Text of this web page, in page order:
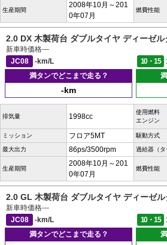
生産期間
2008年10月～201
0年07月
燃費性能
2.0 DX 木製荷台 ダブルタイヤ ディーゼ
新車時価格---
JC08
-km/L 10・15
満タンでどこまで走る？
-km
排気量 1998cc
使用燃料
エンジン
ミッション フロア5MT 駆動方式
最大出力 86ps/3500rpm 過給器（タ
生産期間
2008年10月～201
0年07月
燃費性能
2.0 GL 木製荷台 ダブルタイヤ ディーゼ
新車時価格---
JC08
-km/L 10・15
満タンでどこまで走る？